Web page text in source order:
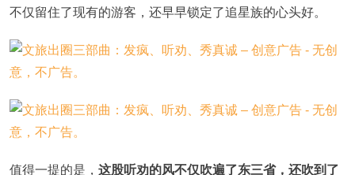
不仅留住了现有的游客，还早早锁定了追星族的心头好。
值得一提的是， 这股听劝的风不仅吹遍了东三省，还吹到了